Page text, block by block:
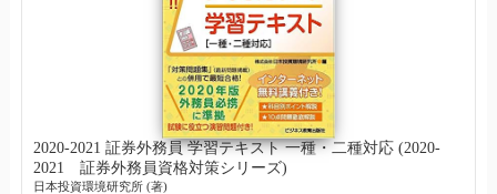
2020-2021 証券外務員 学習テキスト 一種・二種対応 (2020-
2021 証券外務員資格対策シリーズ)
日本投資環境研究所 (著)